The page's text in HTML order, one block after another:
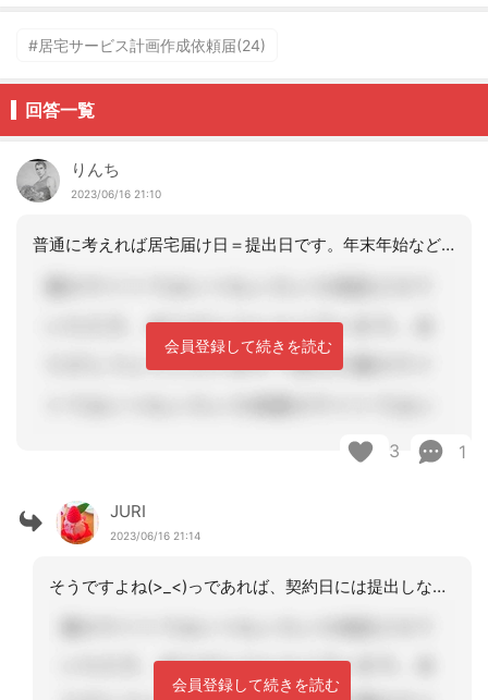
#居宅サービス計画作成依頼届(24)
回答一覧
りんち
2023/06/16 21:10
普通に考えれば居宅届け日＝提出日です。年末年始などに限っては多少保険者も融通が効
会員登録して続きを読む
3 1
JURI
2023/06/16 21:14
そうですよね(>_<)っであれば、契約日には提出しなければならないですよね…
会員登録して続きを読む